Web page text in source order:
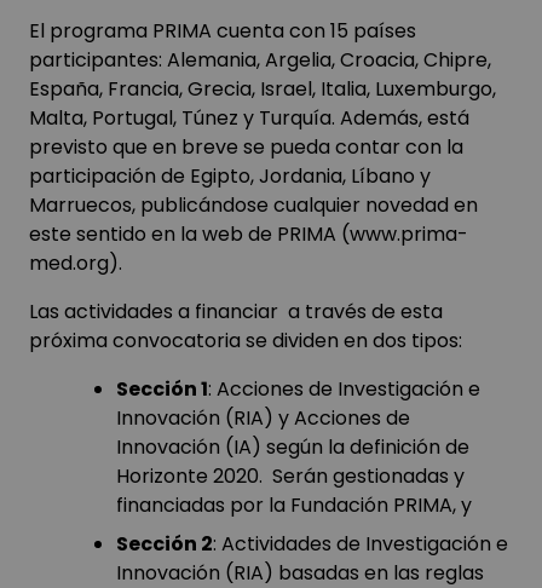
El programa PRIMA cuenta con 15 países
participantes: Alemania, Argelia, Croacia, Chipre,
España, Francia, Grecia, Israel, Italia, Luxemburgo,
Malta, Portugal, Túnez y Turquía. Además, está
previsto que en breve se pueda contar con la
participación de Egipto, Jordania, Líbano y
Marruecos, publicándose cualquier novedad en
este sentido en la web de PRIMA (www.prima-
med.org).
Las actividades a financiar a través de esta
próxima convocatoria se dividen en dos tipos:
Sección 1: Acciones de Investigación e
Innovación (RIA) y Acciones de
Innovación (IA) según la definición de
Horizonte 2020. Serán gestionadas y
financiadas por la Fundación PRIMA, y
Sección 2: Actividades de Investigación e
Innovación (RIA) basadas en las reglas